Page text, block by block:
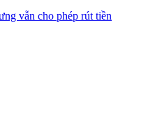
vẫn cho phép rút tiền